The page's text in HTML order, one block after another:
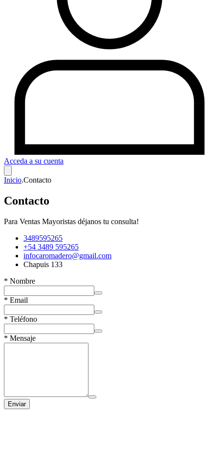
Acceda a su cuenta
Inicio.Contacto
Contacto
Para Ventas Mayoristas déjanos tu consulta!
3489595265
+54 3489 595265
infocaromadero@gmail.com
Chapuis 133
* Nombre
* Email
* Teléfono
* Mensaje
Enviar